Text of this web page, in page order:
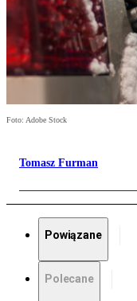
Foto: Adobe Stock
Tomasz Furman
Powiązane
Polecane